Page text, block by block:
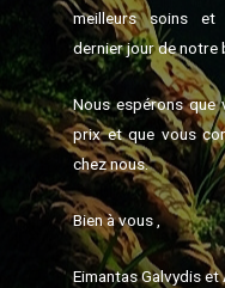
meilleurs soins et
dernier jour de notre
Nous espérons que
prix et que vous
chez nous.
Bien à vous ,
Eimantas Galvydis